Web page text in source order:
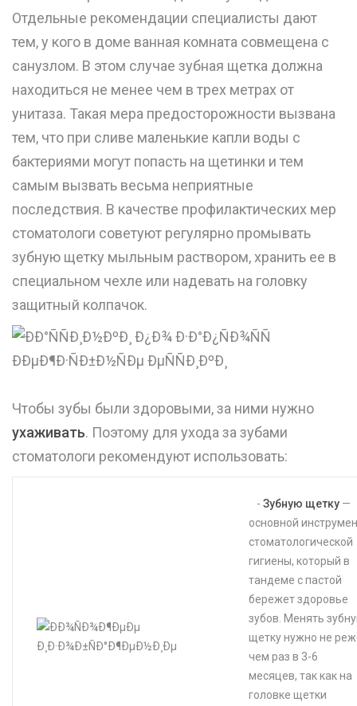
Отдельные рекомендации специалисты дают
тем, у кого в доме ванная комната совмещена с
санузлом. В этом случае зубная щетка должна
находиться не менее чем в трех метрах от
унитаза. Такая мера предосторожности вызвана
тем, что при сливе маленькие капли воды с
бактериями могут попасть на щетинки и тем
самым вызвать весьма неприятные
последствия. В качестве профилактических мер
стоматологи советуют регулярно промывать
зубную щетку мыльным раствором, хранить ее в
специальном чехле или надевать на головку
защитный колпачок.
Чтобы зубы были здоровыми, за ними нужно
ухаживать. Поэтому для ухода за зубами
стоматологи рекомендуют использовать: ⠀
⠀- Зубную щетку —
основной
стоматологической
гигиены, который в
тандеме с пастой
бережет здоровье
зубов. Менять
щетку нужно не
чем раз в 3-6
месяцев, так как на
головке щетки